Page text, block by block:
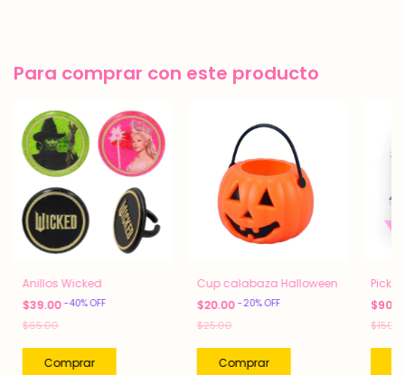
Para comprar con este producto
Anillos Wicked
$39.00 -40%OFF
$65.00
Cup calabaza Halloween
$20.00 -20%OFF
$25.00
Picks